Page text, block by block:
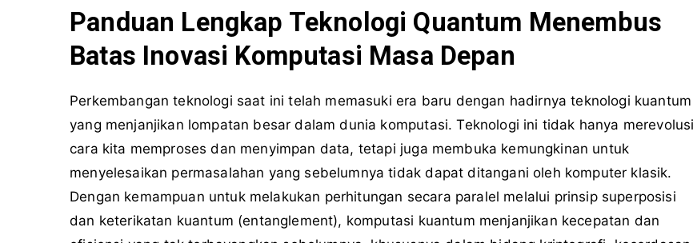
Panduan Lengkap Teknologi Quantum Menembus
Batas Inovasi Komputasi Masa Depan
Perkembangan teknologi saat ini telah memasuki era baru dengan hadirnya teknologi kuantum
yang menjanjikan lompatan besar dalam dunia komputasi. Teknologi ini tidak hanya merevolusi
cara kita memproses dan menyimpan data, tetapi juga membuka kemungkinan untuk
menyelesaikan permasalahan yang sebelumnya tidak dapat ditangani oleh komputer klasik.
Dengan kemampuan untuk melakukan perhitungan secara paralel melalui prinsip superposisi
dan keterikatan kuantum (entanglement), komputasi kuantum menjanjikan kecepatan dan